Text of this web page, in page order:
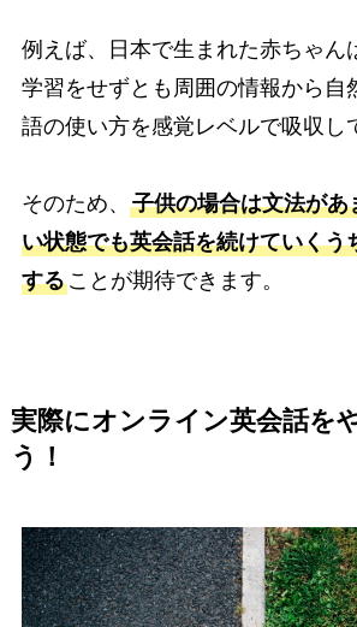
例えば、日本で生まれた赤ちゃん
学習をせずとも周囲の情報から自
語の使い方を感覚レベルで吸収し
そのため、 子供の場合は文法があ
い状態でも英会話を続けていくう
することが期待できます。
実際にオンライン英会話を
う！